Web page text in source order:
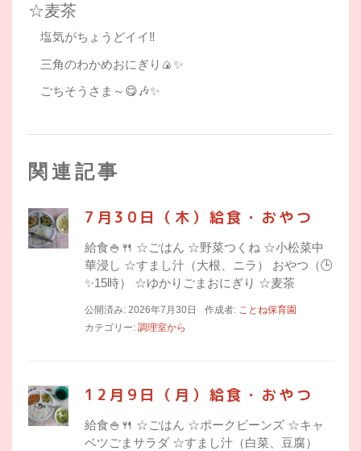
☆麦茶
塩気がちょうどイイ‼
三角のわかめおにぎり🍙✨
ごちそうさま～😋🎶✨
関連記事
7月30日（木）給食・おやつ
給食🍚🍴 ☆ごはん ☆野菜つくね ☆小松菜中
華浸し ☆すまし汁（大根、ニラ） おやつ（🕒
✨15時） ☆ゆかりごまおにぎり ☆麦茶
公開済み: 2026年7月30日 作成者: ことね保育園
カテゴリー: 調理室から
12月9日（月）給食・おやつ
給食🍚🍴 ☆ごはん ☆ポークビーンズ ☆キャ
ベツごまサラダ ☆すまし汁（白菜、豆腐）